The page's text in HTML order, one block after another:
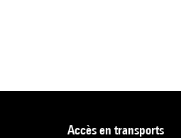
accès en transports